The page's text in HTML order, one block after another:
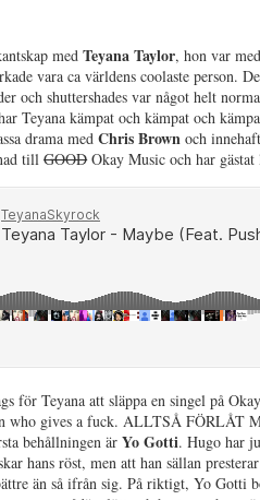
medTeyana Taylor, hon var
vara ca världens coolaste person.
och shuttershades var något helt
Teyana kämpat och kämpat och
drama medChris Brown och
tillGOODOkay Music och har
för Teyana att släppa en singel på
who gives a fuck. ALLTSÅ FÖRLÅT
behållningen ärYo Gotti. Hugo har
hans röst, men att han sällan
än så ifrån sig. På riktigt, Yo Gotti